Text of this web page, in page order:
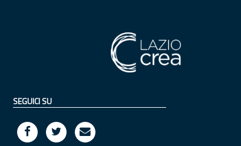
SEGUICI SU